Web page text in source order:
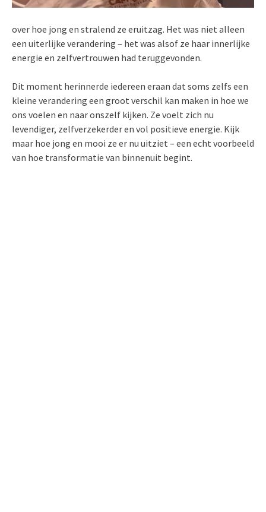
over hoe jong en stralend ze eruitzag. Het was niet alleen
een uiterlijke verandering – het was alsof ze haar innerlijke
energie en zelfvertrouwen had teruggevonden.
Dit moment herinnerde iedereen eraan dat soms zelfs een
kleine verandering een groot verschil kan maken in hoe we
ons voelen en naar onszelf kijken. Ze voelt zich nu
levendiger, zelfverzekerder en vol positieve energie. Kijk
maar hoe jong en mooi ze er nu uitziet – een echt voorbeeld
van hoe transformatie van binnenuit begint.